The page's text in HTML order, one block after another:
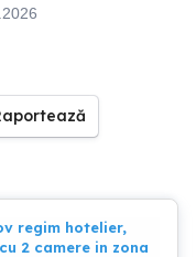
regim hotelier,
2 camere in zona